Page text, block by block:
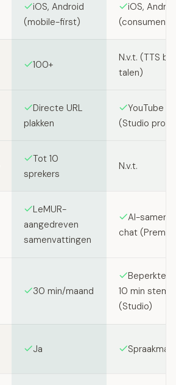
iOS, Android
(mobile-first)
iOS,
100+
N.v.t. (TTS
talen)
Directe URL
plakken
YouTube
(Studio
Tot 10
sprekers
N.v.t.
LeMUR-
aangedreven
samenvattingen
AI-
chat
30 min/maand
Beperkte
10 min
(Studio)
Ja